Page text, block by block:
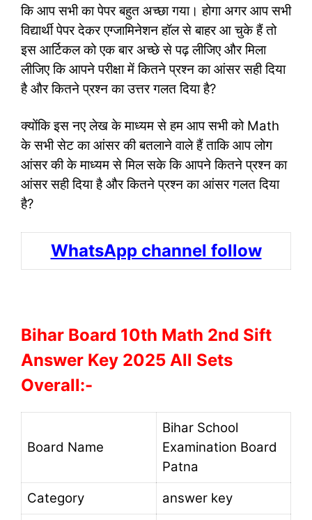
कि आप सभी का पेपर बहुत अच्छा गया। होगा अगर आप सभी
विद्यार्थी पेपर देकर एग्जामिनेशन हॉल से बाहर आ चुके हैं तो
इस आर्टिकल को एक बार अच्छे से पढ़ लीजिए और मिला
लीजिए कि आपने परीक्षा में कितने प्रश्न का आंसर सही दिया
है और कितने प्रश्न का उत्तर गलत दिया है?
क्योंकि इस नए लेख के माध्यम से हम आप सभी को Math
के सभी सेट का आंसर की बतलाने वाले हैं ताकि आप लोग
आंसर की के माध्यम से मिल सके कि आपने कितने प्रश्न का
आंसर सही दिया है और कितने प्रश्न का आंसर गलत दिया
है?
WhatsApp channel follow
Bihar Board 10th Math 2nd Sift
Answer Key 2025 All Sets
Overall:-
Board Name
Bihar School
Examination Board
Patna
Category
answer key